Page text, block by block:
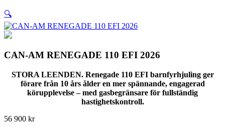
🔍
CAN-AM RENEGADE 110 EFI 2026
STORA LEENDEN. Renegade 110 EFI barnfyrhjuling ger
förare från 10 års ålder en mer spännande, engagerad
körupplevelse – med gasbegränsare för fullständig
hastighetskontroll.
56 900 kr